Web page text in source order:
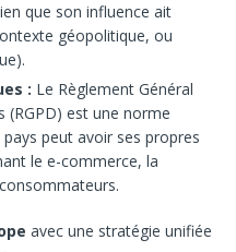
que son influence ait
géopolitique, ou
: Le Règlement Général
(RGPD) est une norme
peut avoir ses propres
le e-commerce, la
avec une stratégie unifiée